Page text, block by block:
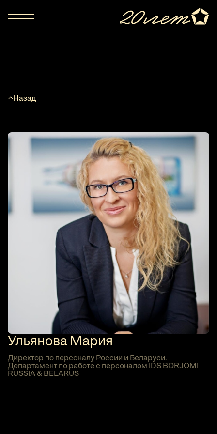
Назад
Ульянова Мария
Директор по персоналу России и Беларуси.
Департамент по работе с персоналом IDS BORJOMI
RUSSIA & BELARUS